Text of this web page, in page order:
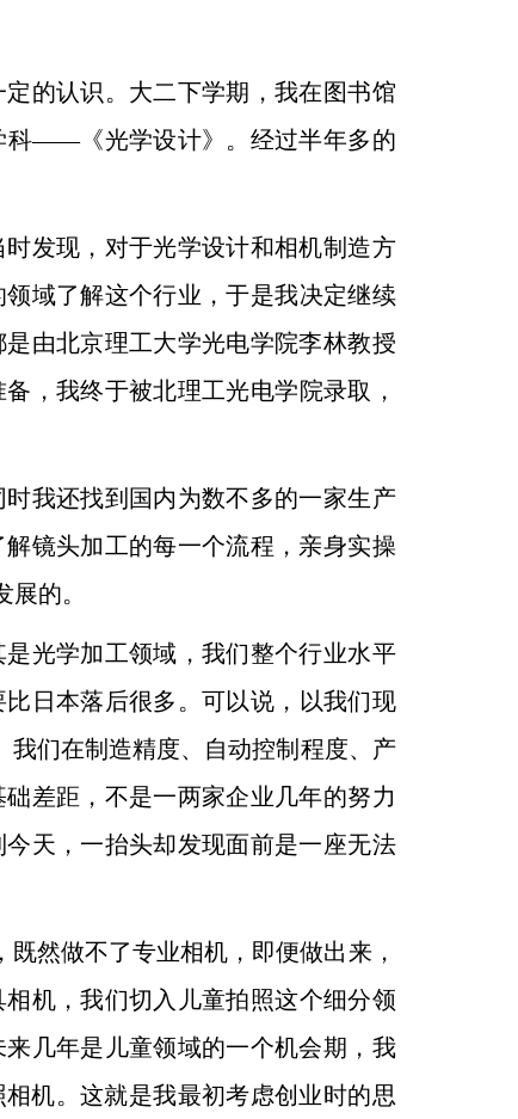
的认识。大二下学期，我在图书馆
科——《光学设计》。经过半年多的
发现，对于光学设计和相机制造方
领域了解这个行业，于是我决定继续
由北京理工大学光电学院李林教授
，我终于被北理工光电学院录取，
我还找到国内为数不多的一家生产
解镜头加工的每一个流程，亲身实操
的。
光学加工领域，我们整个行业水平
比日本落后很多。可以说，以我们现
我们在制造精度、自动控制程度、产
差距，不是一两家企业几年的努力
天，一抬头却发现面前是一座无法
然做不了专业相机，即便做出来，
相机，我们切入儿童拍照这个细分领
来几年是 儿童领域的一个机会期，我
机。这就是我最初考虑创业时的思